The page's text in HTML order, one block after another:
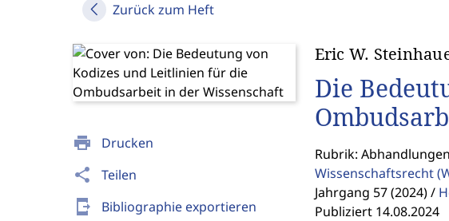
Zurück zum Heft
print Drucken
share Teilen
send_to_mobile Bibliographie exportieren
Eric W.
Die
Rubrik: Abhandlungen
Wissenschaftsrecht
Jahrgang 57 (2024) /
Publiziert 14.08.2024